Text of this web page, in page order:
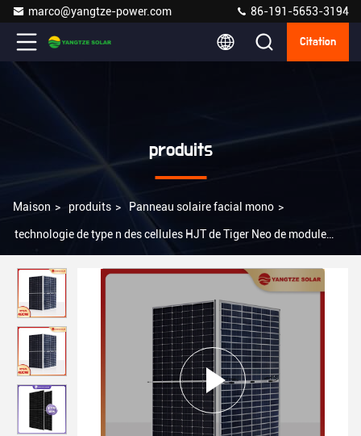
marco@yangtze-power.com 86-191-5653-3194
Citation
produits
Maison > produits > Panneau solaire facial mono >
technologie de type n des cellules HJT de Tiger Neo de module